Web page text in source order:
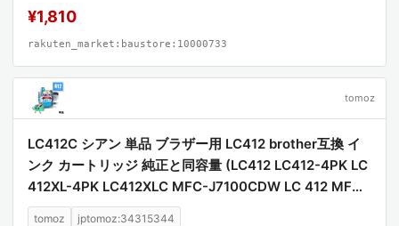
¥1,810
rakuten_market:baustore:10000733
tomoz
LC412C シアン 単品 ブラザー用 LC412 brother互換 イ
ンク カートリッジ 純正と同容量 (LC412 LC412-4PK LC
412XL-4PK LC412XLC MFC-J7100CDW LC 412 MFC-
J7300CDW MFCJ7100CDW MFCJ7300CDW)
tomoz jptomoz:34315344